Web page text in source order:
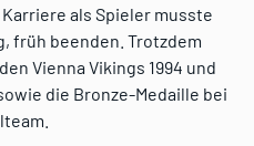
als Spieler musste
früh beenden. Trotzdem
Vienna Vikings 1994 und
die Bronze-Medaille bei